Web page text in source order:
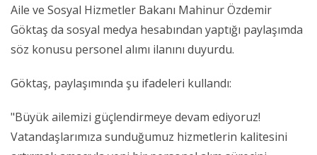
Aile ve Sosyal Hizmetler Bakanı Mahinur Özdemir
Göktaş da sosyal medya hesabından yaptığı paylaşımda
söz konusu personel alımı ilanını duyurdu.
Göktaş, paylaşımında şu ifadeleri kullandı:
"Büyük ailemizi güçlendirmeye devam ediyoruz!
Vatandaşlarımıza sunduğumuz hizmetlerin kalitesini